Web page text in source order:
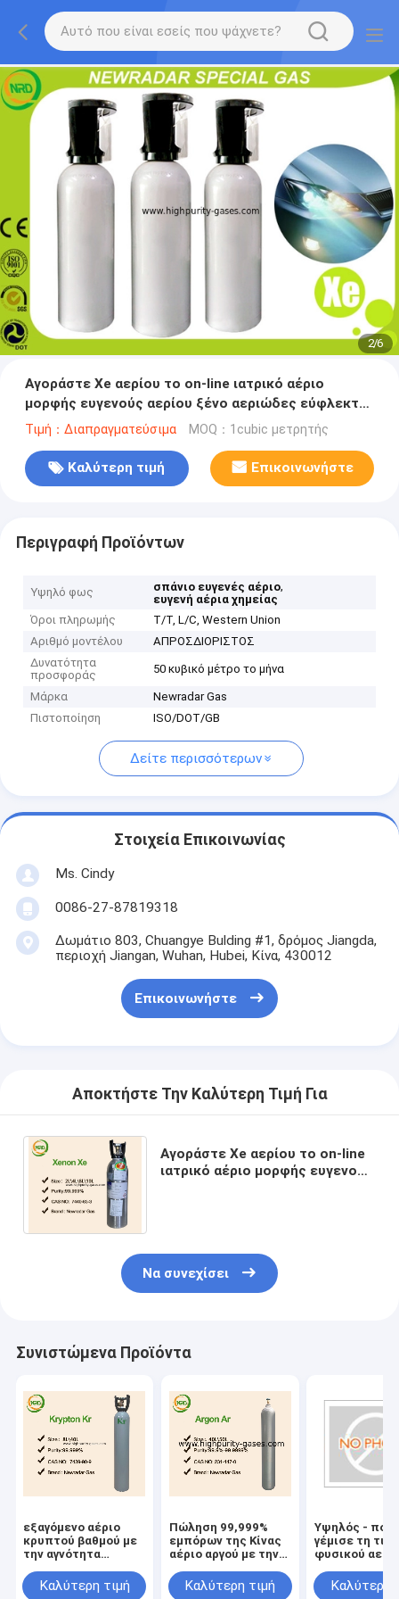
2/6
Αγοράστε Xe αερίου το on-line ιατρικό αέριο
μορφής ευγενούς αερίου ξένο αεριώδες εύφλεκτο
μη τοξικό μη
Τιμή：Διαπραγματεύσιμα MOQ：1cubic μετρητής
Καλύτερη τιμή Επικοινωνήστε
Περιγραφή Προϊόντων
Υψηλό φως σπάνιο ευγενές αέριο,
ευγενή αέρια χημείας
Όροι πληρωμής
T/T, L/C, Western Union
Αριθμό μοντέλου
ΑΠΡΟΣΔΙΟΡΙΣΤΟΣ
Δυνατότητα
προσφοράς
50 κυβικό μέτρο το μήνα
Μάρκα
Newradar Gas
Πιστοποίηση
ISO/DOT/GB
Δείτε περισσότερων
Στοιχεία Επικοινωνίας
Ms. Cindy
0086-27-87819318
Δωμάτιο 803, Chuangye Bulding #1, δρόμος Jiangda,
περιοχή Jiangan, Wuhan, Hubei, Κίνα, 430012
Επικοινωνήστε
Αποκτήστε Την Καλύτερη Τιμή Για
Αγοράστε Xe αερίου το on-line
ιατρικό αέριο μορφής ευγενούς
Να συνεχίσει
Συνιστώμενα Προϊόντα
εξαγόμενο αέριο
κρυπτού βαθμού με
την αγνότητα
του ISO 50L
Καλύτερη τιμή
Πώληση 99,999%
εμπόρων της Κίνας
αέριο αργού με την
Καλύτερη τιμή
Υψηλός -
γέμισε τη
φυσικού
κυλίνδρων
Καλύτερη